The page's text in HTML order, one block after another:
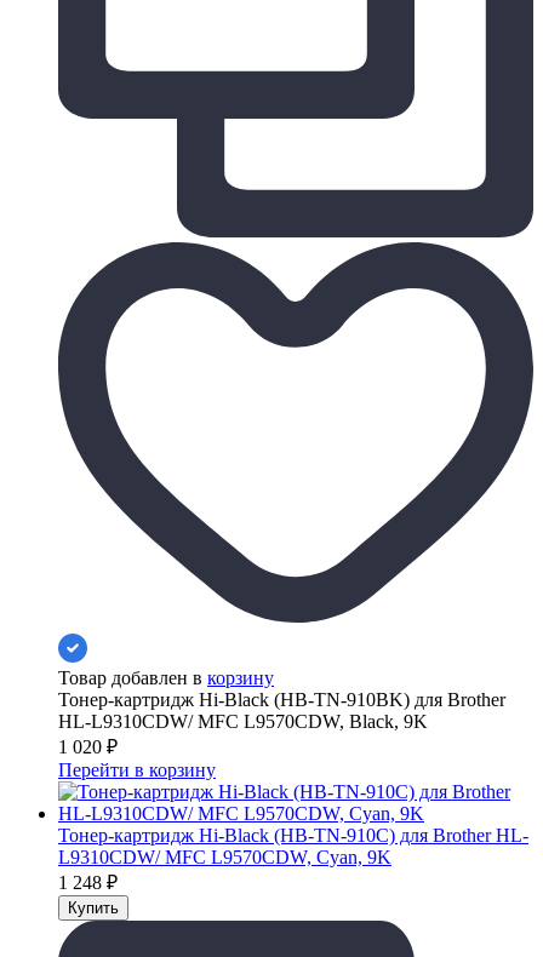
Товар добавлен в корзину
Тонер-картридж Hi-Black (HB-TN-910BK) для Brother
HL-L9310CDW/ MFC L9570CDW, Black, 9K
1 020 ₽
Перейти в корзину
Тонер-картридж Hi-Black (HB-TN-910C) для Brother HL-
L9310CDW/ MFC L9570CDW, Cyan, 9K
1 248 ₽